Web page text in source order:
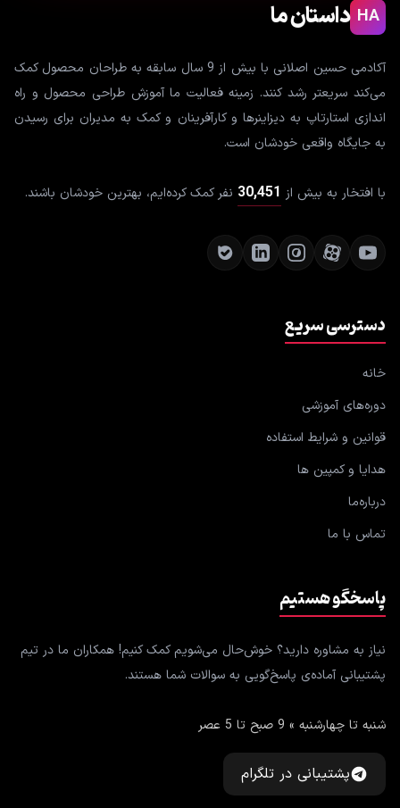
HA داستان ما
آکادمی حسین اصلانی با بیش از 9 سال سابقه به طراحان محصول کمک
می‌کند سریعتر رشد کنند. زمینه فعالیت ما آموزش طراحی محصول و راه
اندازی استارتاپ به دیزاینرها و کارآفرینان و کمک به مدیران برای رسیدن
به جایگاه واقعی خودشان است.
با افتخار به بیش از 30,451 نفر کمک کرده‌ایم، بهترین خودشان باشند.
دسترسی سریع
خانه
دوره‌های آموزشی
قوانین و شرایط استفاده
هدایا و کمپین ها
درباره‌ما
تماس با ما
پاسخگو هستیم
نیاز به مشاوره دارید؟ خوش‌حال می‌شویم کمک کنیم! همکاران ما در تیم
پشتیبانی آماده‌ی پاسخ‌گویی به سوالات شما هستند.
شنبه تا چهارشنبه » 9 صبح تا 5 عصر
پشتیبانی در تلگرام